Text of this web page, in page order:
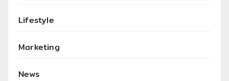
Lifestyle
Marketing
News